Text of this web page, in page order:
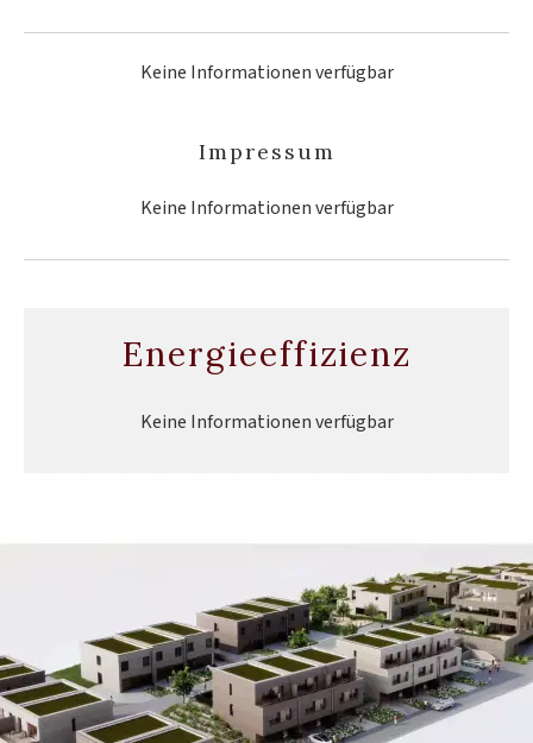
Keine Informationen verfügbar
Impressum
Keine Informationen verfügbar
Energieeffizienz
Keine Informationen verfügbar